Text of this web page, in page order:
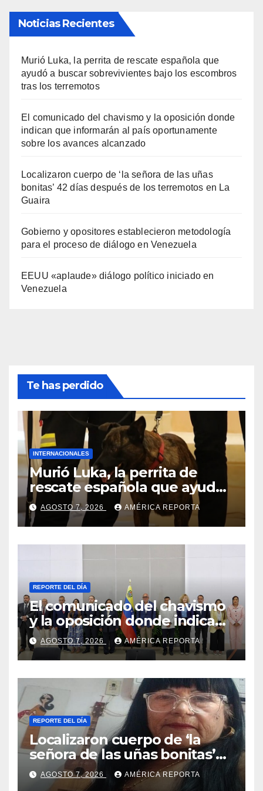
Noticias Recientes
Murió Luka, la perrita de rescate española que
ayudó a buscar sobrevivientes bajo los escombros
tras los terremotos
El comunicado del chavismo y la oposición donde
indican que informarán al país oportunamente
sobre los avances alcanzado
Localizaron cuerpo de ‘la señora de las uñas
bonitas’ 42 días después de los terremotos en La
Guaira
Gobierno y opositores establecieron metodología
para el proceso de diálogo en Venezuela
EEUU «aplaude» diálogo político iniciado en
Venezuela
Te has perdido
INTERNACIONALES
Murió Luka, la perrita de
rescate española que ayudó
a buscar sobrevivientes bajo
los escombros tras los
terremotos
AGOSTO 7, 2026 AMÉRICA REPORTA
REPORTE DEL DÍA
El comunicado del chavismo
y la oposición donde indican
que informarán al país
oportunamente sobre los
avances alcanzado
AGOSTO 7, 2026 AMÉRICA REPORTA
REPORTE DEL DÍA
Localizaron cuerpo de ‘la
señora de las uñas bonitas’
42 días después de los
terremotos en La Guaira
AGOSTO 7, 2026 AMÉRICA REPORTA